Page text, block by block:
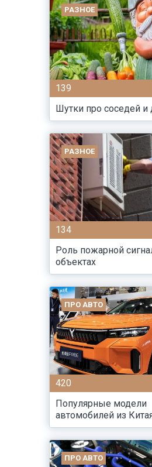
РАЗНОЕ
139
Шутки про соседей и
РАЗНОЕ
134
Роль пожарной
объектах
ПРО АВТО
420
Популярные модели
автомобилей из
ПРО АВТО